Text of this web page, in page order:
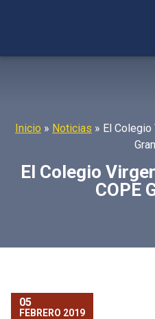
Inicio » Noticias » El Colegio
El Colegio
COPE
05
FEBRERO 2019